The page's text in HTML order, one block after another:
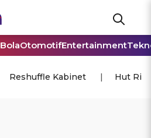
BolaOtomotifEntertainment
Reshuffle Kabinet Hut Ri